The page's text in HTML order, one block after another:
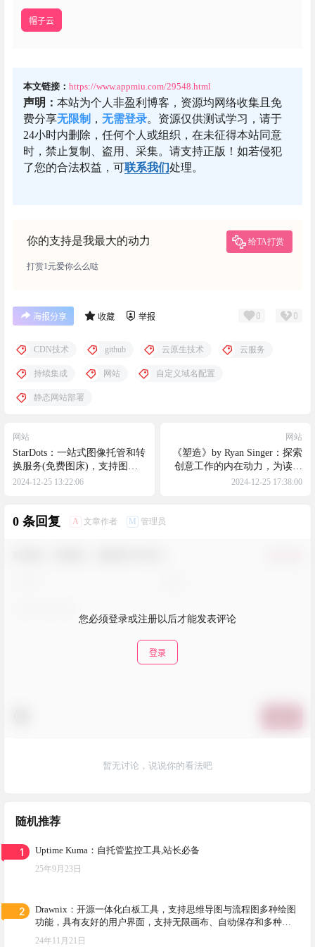
帽子云
本文链接： https://www.appmiu.com/29548.html
声明： 本站为个人非盈利博客，资源均网络收集且免
费分享无限制 ， 无需登录。资源仅供测试学习，请于
24小时内删除，任何个人或组织，在未征得本站同意
时，禁止复制、盗用、采集。请支持正版！如若侵犯
了您的合法权益，可联系我们处理。
你的支持是我最大的动力 给TA打赏
打赏1元爱你么么哒
海报分享 收藏 举报 0 0
CDN技术 github 云原生技术 云服务
持续集成 网站 自定义域名配置
静态网站部署
网站
StarDots：一站式图像托管和转
换服务(免费图床)，支持图像
存储、转换和全球加速，使用
2024-12-25 13:22:06
网站
《塑造》by Ryan Singer：探索
创意工作的内在动力，为读者
提供灵感，帮助他们在创作中
2024-12-25 17:38:00
0 条回复 A 文章作者 M 管理员
您必须登录或注册以后才能发表评论
登录
暂无讨论，说说你的看法吧
随机推荐
1 Uptime Kuma：自托管监控工具,站长必备
25年9月23日
2
Drawnix：开源一体化白板工具，支持思维导图与流程图多种绘图
功能，具有友好的用户界面，支持无限画布、自动保存和多种导
出格式
24年11月21日